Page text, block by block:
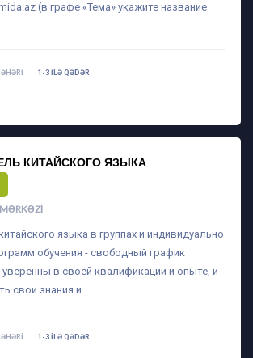
(в графе «Тема» укажите название
1-3 ILƏ QƏDƏR
КИТАЙСКОГО ЯЗЫКА
MƏRKƏZI
языка в группах и индивидуально
обучения - свободный график
в своей квалификации и опыте, и
свои знания и
1-3 ILƏ QƏDƏR